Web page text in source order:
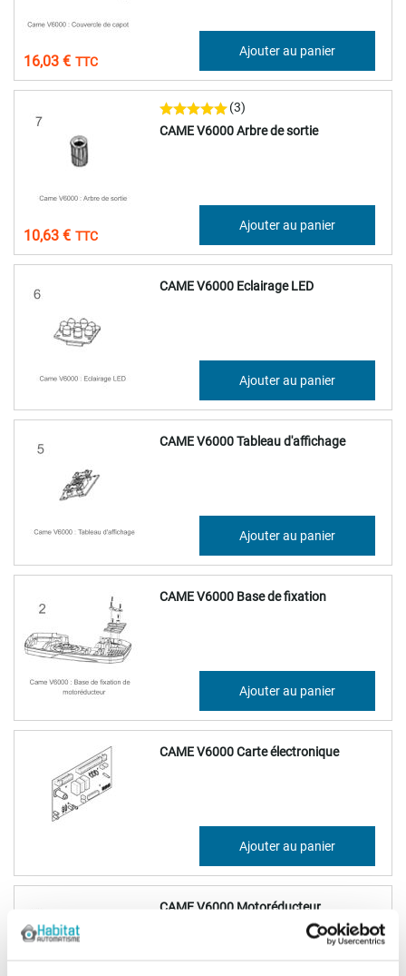
16,03 €
Ajouter au panier
CAME V6000 Arbre de sortie
(3)
10,63 €
Ajouter au panier
CAME V6000 Eclairage LED
70,26 € Ajouter au panier
CAME V6000 Tableau d'affichage
57,61 € Ajouter au panier
CAME V6000 Base de fixation
70,26 € Ajouter au panier
CAME V6000 Carte électronique
Ajouter au panier
CAME V6000 Motoréducteur